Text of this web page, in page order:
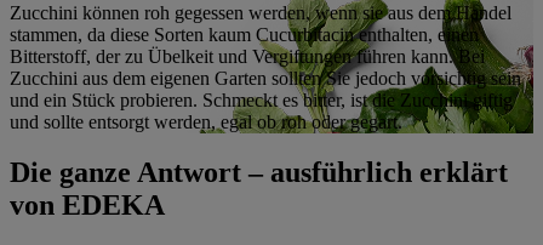
Zucchini können roh gegessen werden, wenn sie aus dem Handel
stammen, da diese Sorten kaum Cucurbitacin enthalten, einen
Bitterstoff, der zu Übelkeit und Vergiftungen führen kann. Bei
Zucchini aus dem eigenen Garten sollten Sie jedoch vorsichtig sein
und ein Stück probieren. Schmeckt es bitter, ist die Zucchini giftig
und sollte entsorgt werden, egal ob roh oder gegart.
Die ganze Antwort – ausführlich erklärt
von EDEKA